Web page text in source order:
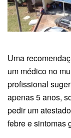
Uma
um médico no
profissional
apenas 5 anos,
pedir um
febre e sintomas